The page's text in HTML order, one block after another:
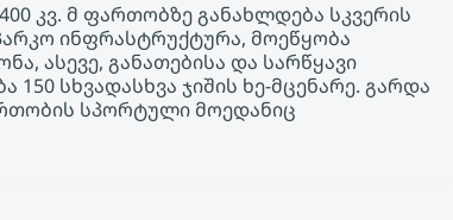
კვ. მ ფართობზე განახლდება სკვერის
ინფრასტრუქტურა, მოეწყობა
ასევე, განათებისა და სარწყავი
სხვადასხვა ჯიშის ხე-მცენარე. გარდა
სპორტული მოედანიც